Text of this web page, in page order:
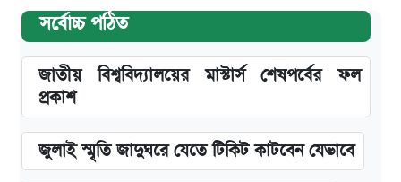
সর্বোচ্চ পঠিত
জাতীয় বিশ্ববিদ্যালয়ের মাস্টার্স শেষপর্বের ফল
প্রকাশ
জুলাই স্মৃতি জাদুঘরে যেতে টিকিট কাটবেন যেভাবে